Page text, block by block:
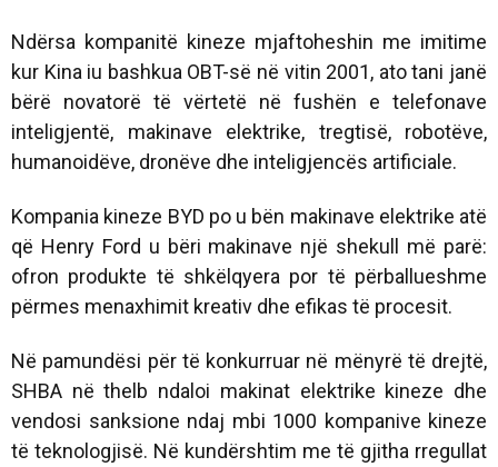
Ndërsa kompanitë kineze mjaftoheshin me imitime
kur Kina iu bashkua OBT-së në vitin 2001, ato tani janë
bërë novatorë të vërtetë në fushën e telefonave
inteligjentë, makinave elektrike, tregtisë, robotëve,
humanoidëve, dronëve dhe inteligjencës artificiale.
Kompania kineze BYD po u bën makinave elektrike atë
që Henry Ford u bëri makinave një shekull më parë:
ofron produkte të shkëlqyera por të përballueshme
përmes menaxhimit kreativ dhe efikas të procesit.
Në pamundësi për të konkurruar në mënyrë të drejtë,
SHBA në thelb ndaloi makinat elektrike kineze dhe
vendosi sanksione ndaj mbi 1000 kompanive kineze
të teknologjisë. Në kundërshtim me të gjitha rregullat